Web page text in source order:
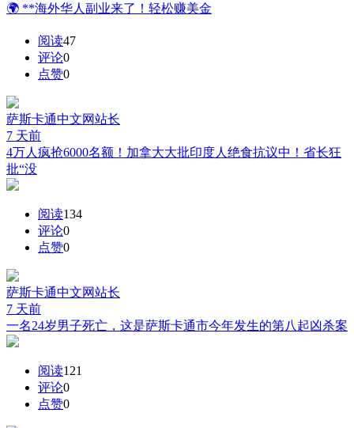
🌍 **海外华人副业来了！轻松赚美金
阅读47
评论0
点赞0
萨斯卡通中文网站长
7 天前
4万人疯抢6000名额！加拿大大批印度人绝食抗议中！省长狂
批“没
阅读134
评论0
点赞0
萨斯卡通中文网站长
7 天前
一名24岁男子死亡，这是萨斯卡通市今年发生的第八起凶杀案
阅读121
评论0
点赞0